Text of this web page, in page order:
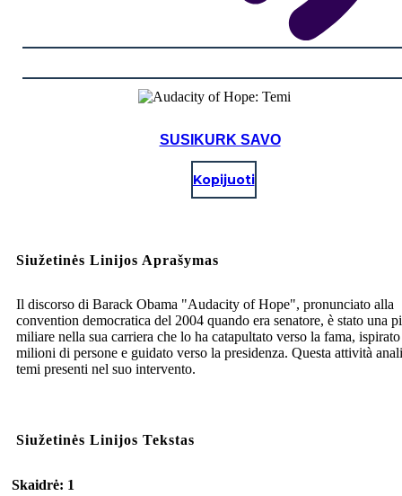
SUSIKURK SAVO
Kopijuoti
Siužetinės Linijos Aprašymas
Il discorso di Barack Obama "Audacity of Hope", pronunciato alla
convention democratica del 2004 quando era senatore, è stato una
miliare nella sua carriera che lo ha catapultato verso la fama, ispirato
milioni di persone e guidato verso la presidenza. Questa attività
temi presenti nel suo intervento.
Siužetinės Linijos Tekstas
Skaidrė: 1